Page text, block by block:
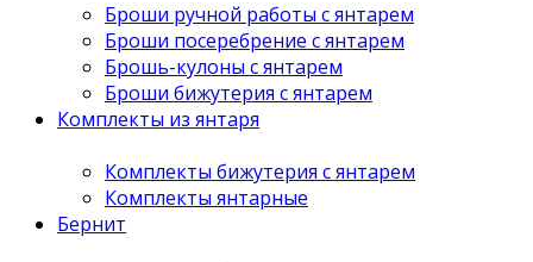
Броши ручной работы с янтарем
Броши посеребрение с янтарем
Брошь-кулоны с янтарем
Броши бижутерия с янтарем
Комплекты из янтаря
Комплекты бижутерия с янтарем
Комплекты янтарные
Бернит